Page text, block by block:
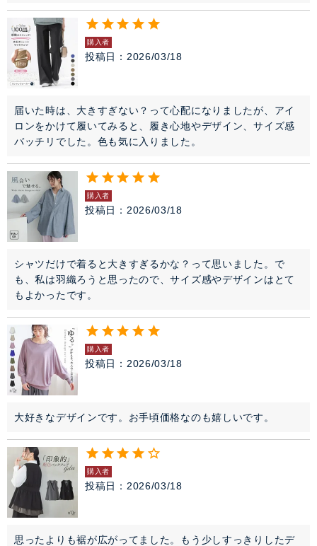
購入者
投稿日 2026/03/18
届いた時は、大きすぎない？って心配になりましたが、アイ
ロンをかけて履いてみると、履き心地やデザイン、サイズ感
バッチリでした。色も気に入りました。
購入者
投稿日 2026/03/18
シャツだけで着ると大きすぎるかな？って思いました。で
も、私は羽織ろうと思ったので、サイズ感やデザインはとて
もよかったです。
購入者
投稿日 2026/03/18
大好きなデザインです。お手頃価格なのも嬉しいです。
購入者
投稿日 2026/03/18
思ったよりも裾が広がってました。もう少しすっきりしたデ